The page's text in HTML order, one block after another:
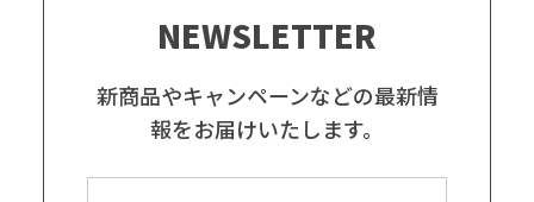
NEWSLETTER
新商品やキャンペーンなどの最新情
報をお届けいたします。